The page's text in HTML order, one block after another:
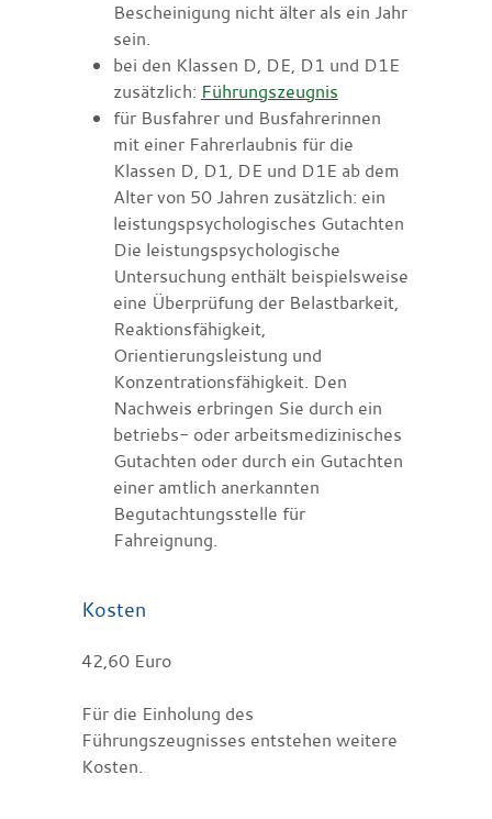
Bescheinigung nicht älter als ein Jahr
sein.
bei den Klassen D, DE, D1 und D1E
zusätzlich: Führungszeugnis
für Busfahrer und Busfahrerinnen
mit einer Fahrerlaubnis für die
Klassen D, D1, DE und D1E ab dem
Alter von 50 Jahren zusätzlich: ein
leistungspsychologisches Gutachten
Die leistungspsychologische
Untersuchung enthält beispielsweise
eine Überprüfung der Belastbarkeit,
Reaktionsfähigkeit,
Orientierungsleistung und
Konzentrationsfähigkeit. Den
Nachweis erbringen Sie durch ein
betriebs- oder arbeitsmedizinisches
Gutachten oder durch ein Gutachten
einer amtlich anerkannten
Begutachtungsstelle für
Fahreignung.
Kosten
42,60 Euro
Für die Einholung des
Führungszeugnisses entstehen weitere
Kosten.